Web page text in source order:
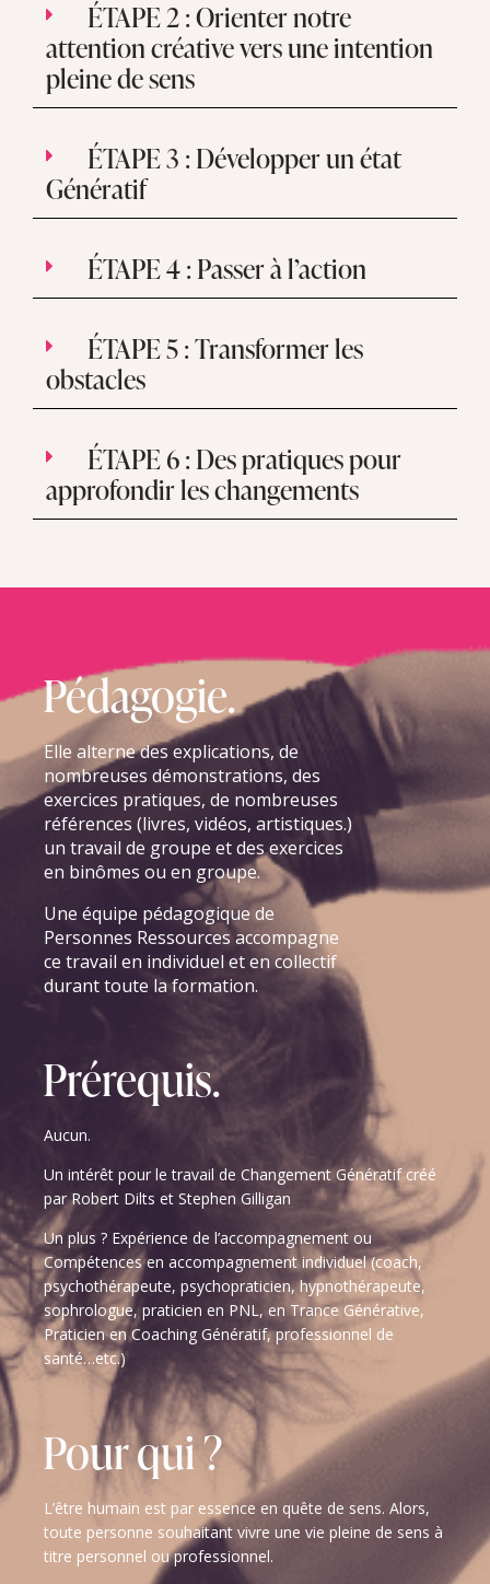
ÉTAPE 2 : Orienter notre
attention créative vers une intention
pleine de sens
ÉTAPE 3 : Développer un état
Génératif
ÉTAPE 4 : Passer à l’action
ÉTAPE 5 : Transformer les
obstacles
ÉTAPE 6 : Des pratiques pour
approfondir les changements
Pédagogie.
Elle alterne des explications, de
nombreuses démonstrations, des
exercices pratiques, de nombreuses
références (livres, vidéos, artistiques.)
un travail de groupe et des exercices
en binômes ou en groupe.
Une équipe pédagogique de
Personnes Ressources accompagne
ce travail en individuel et en collectif
durant toute la formation.
Prérequis.
Aucun.
Un intérêt pour le travail de Changement Génératif créé
par Robert Dilts et Stephen Gilligan
Un plus ? Expérience de l’accompagnement ou
Compétences en accompagnement individuel (coach,
psychothérapeute, psychopraticien, hypnothérapeute,
sophrologue, praticien en PNL, en Trance Générative,
Praticien en Coaching Génératif, professionnel de
santé…etc.)
Pour qui ?
L’être humain est par essence en quête de sens. Alors,
toute personne souhaitant vivre une vie pleine de sens à
titre personnel ou professionnel.